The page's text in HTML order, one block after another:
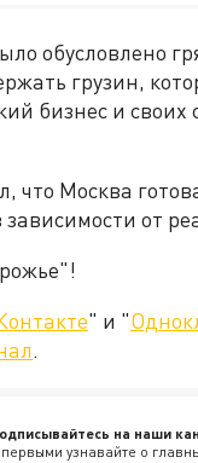
обусловлено
грузин,
бизнес и
что Москва
от
" и "
.
на наши
узнавайте о